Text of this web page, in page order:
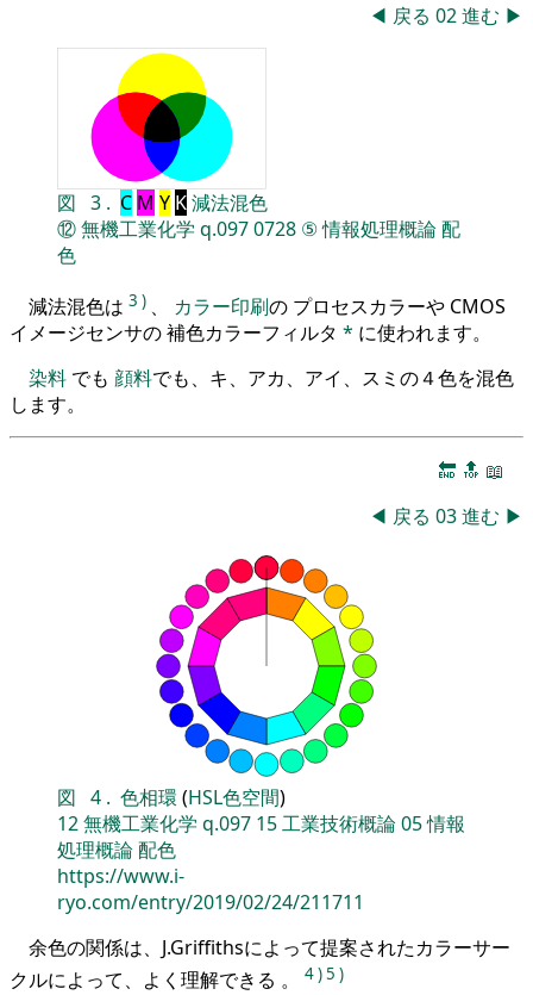
◀ 戻る 02進む ▶
図 3 . C M Y K減法混色
⑫無機工業化学 q.0970728 ⑤情報処理概論配
色
減法混色は 3 ) 、 カラー印刷の プロセスカラーや CMOS
イメージセンサの 補色カラーフィルタ * に使われます。
染料 でも 顔料でも、キ、アカ、アイ、スミの４色を混色
します。
🔚 🔝 📖
◀ 戻る 03進む ▶
図 4 . 色相環 (HSL色空間)
12無機工業化学 q.097 15工業技術概論05情報
処理概論配色
https://www.i-
ryo.com/entry/2019/02/24/211711
余色の関係は、J.Griffithsによって提案されたカラーサー
クルによって、よく理解できる 。
4)5 )